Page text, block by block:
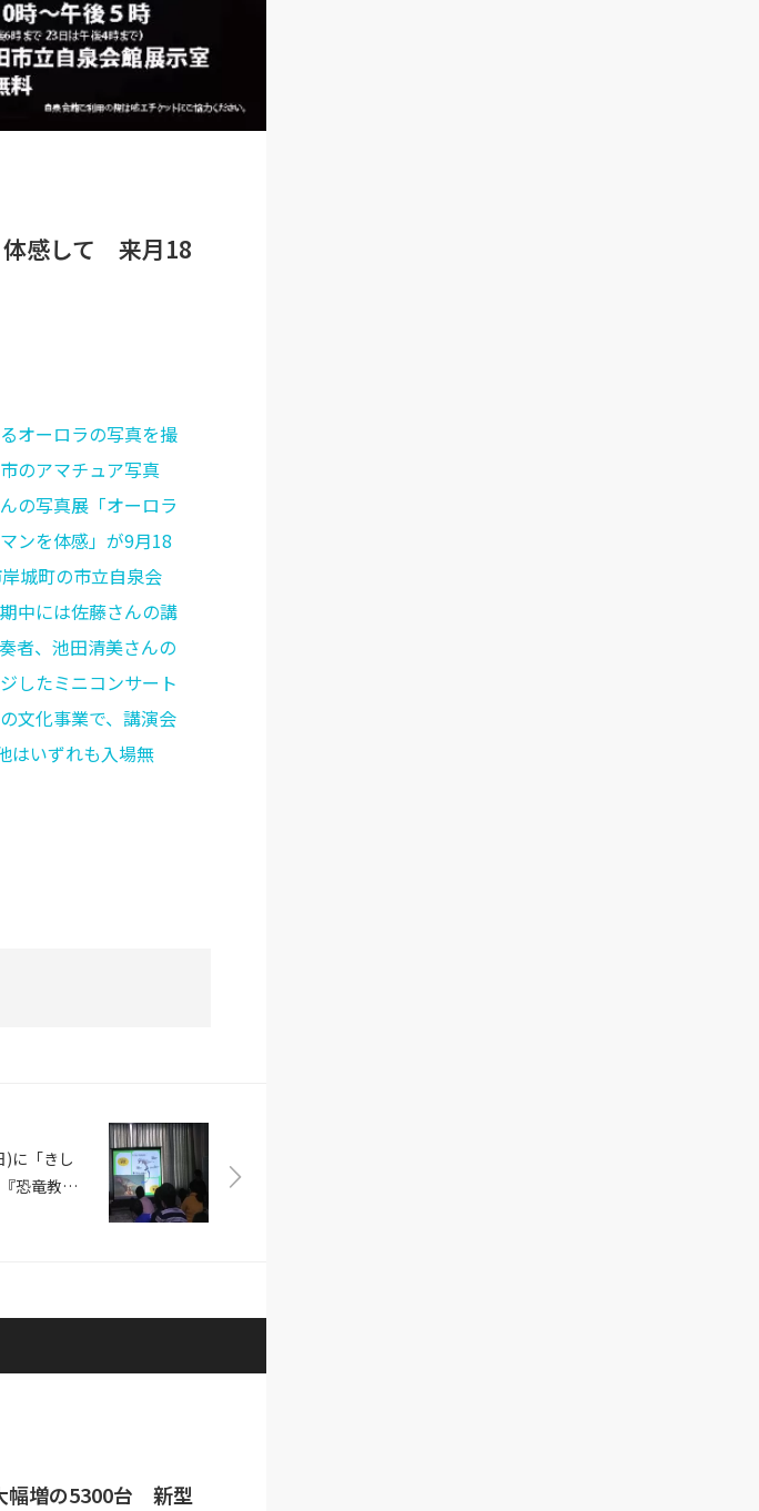
感して 来月18
オーロラの写真を撮
のアマチュア写真
の写真展「オーロラ
ンを体感」が9月18
城町の市立自泉会
中には佐藤さんの講
者、池田清美さんの
したミニコンサート
文化事業で、講演会
はいずれも入場無
)に「きし
恐竜教室
幅増の5300台 新型